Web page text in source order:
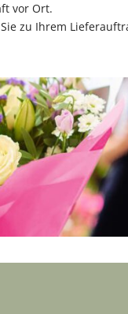
vor Ort.
zu Ihrem